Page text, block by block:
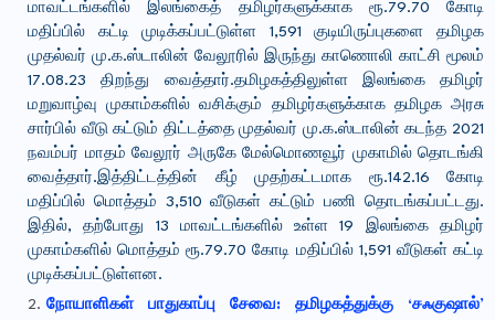
மாவட்டங்களில் இலங்கைத் தமிழர்களுக்காக ரூ.79.70 கோடி
மதிப்பில் கட்டி முடிக்கப்பட்டுள்ள 1,591 குடியிருப்புகளை தமிழக
முதல்வர் மு.க.ஸ்டாலின் வேலூரில் இருந்து காணொலி காட்சி மூலம்
17.08.23 திறந்து வைத்தார்.தமிழகத்திலுள்ள இலங்கை தமிழர்
மறுவாழ்வு முகாம்களில் வசிக்கும் தமிழர்களுக்காக தமிழக அரசு
சார்பில் வீடு கட்டும் திட்டத்தை முதல்வர் மு.க.ஸ்டாலின் கடந்த 2021
நவம்பர் மாதம் வேலூர் அருகே மேல்மொணவூர் முகாமில் தொடங்கி
வைத்தார்.இத்திட்டத்தின் கீழ் முதற்கட்டமாக ரூ.142.16 கோடி
மதிப்பில் மொத்தம் 3,510 வீடுகள் கட்டும் பணி தொடங்கப்பட்டது.
இதில், தற்போது 13 மாவட்டங்களில் உள்ள 19 இலங்கை தமிழர்
முகாம்களில் மொத்தம் ரூ.79.70 கோடி மதிப்பில் 1,591 வீடுகள் கட்டி
முடிக்கப்பட்டுள்ளன.
நோயாளிகள் பாதுகாப்பு சேவை: தமிழகத்துக்கு ‘சஃகுஷால்’